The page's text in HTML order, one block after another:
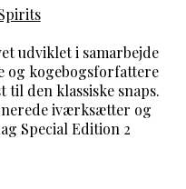
udviklet i samarbejde
og kogebogsforfattere
den klassiske snaps.
iværksætter og
Special Edition 2